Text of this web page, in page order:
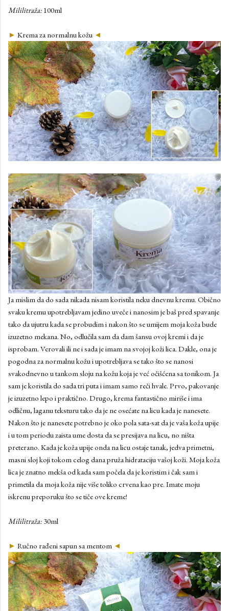
Mililitraža: 100ml
► Krema za normalnu kožu ◄
Ja mislim da do sada nikada nisam koristila neku dnevnu kremu. Obično
svaku kremu upotrebljavam jedino uveče i nanosim je baš pred spavanje
tako da ujutru kada se probudim i nakon što se umijem moja koža bude
izuzetno mekana. No, odlučila sam da dam šansu ovoj kremi i da je
isprobam. Verovali ili ne i sada je imam na svojoj koži lica. Dakle, ona je
pogodna za normalnu kožu i upotrebljava se tako što se nanosi
svakodnevno u tankom sloju na kožu koja je već očišćena sa tonikom. Ja
sam je koristila do sada tri puta i imam samo reči hvale. Prvo, pakovanje
je izuzetno lepo i praktično. Drugo, krema fantastično miriše i ima
odličnu, laganu teksturu tako da je ne osećate na licu kada je nanesete.
Nakon što je nanesete potrebno je oko pola sata-sat da je vaša koža upije
i u tom periodu zaista ume dosta da se presijava na licu, no ništa
preterano. Kada je koža upije onda na licu ostaje tanak, jedva primetni,
masni sloj koji tokom celog dana pruža hidrataciju vašoj koži. Moja koža
lica je znatno mekša od kada sam počela da je koristim i čak sam i
primetila da moja koža nije više toliko crvena kao pre. Imate moju
iskrenu preporuku što se tiče ove kreme!
Mililitraža: 30ml
► Ručno rađeni sapun sa mentom ◄